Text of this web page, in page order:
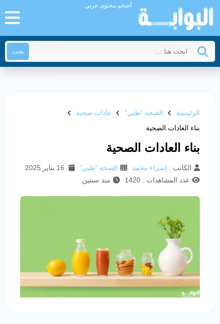
أضخم محتوى عربي
بحث
الرئيسية الصحة "طبي"
عادات صحية
بناء العادات الصحية
بناء العادات الصحية
الكاتب : إسراء محمد الصحة "طبي"
عدد المشاهدات : 1420
منذ سنتين